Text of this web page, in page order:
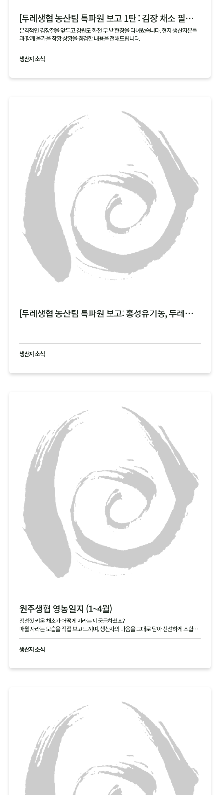
[두레생협 농산팀 특파원 보고 1탄 : 김장 채소 필지 점검 현황 공유]
본격적인 김장철을 앞두고 강원도 화천 무 밭 현장을 다녀왔습니다. 현지 생산자분들
과 함께 올가을 작황 상황을 점검한 내용을 전해드립니다.
생산지 소식
[두레생협 농산팀 특파원 보고: 홍성유기농, 두레한강 비 피해 현황 공유 ]
생산지 소식
원주생협 영농일지 (1~4월)
정성껏 키운 채소가 어떻게 자라는지 궁금하셨죠?
매월 자라는 모습을 직접 보고 느끼며, 생산자의 마음을 그대로 담아 신선하게 조합원
님께 전달해 드립니다.
생산지 소식